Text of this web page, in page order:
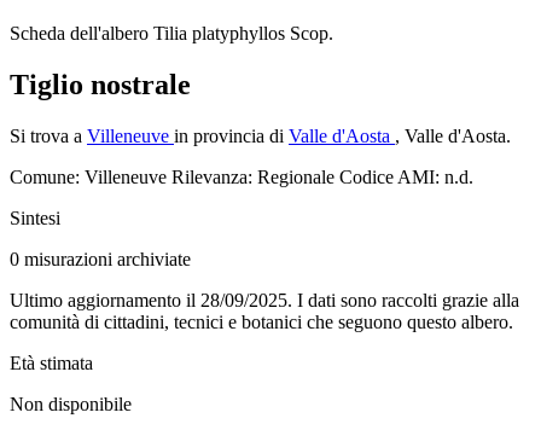
Scheda dell'albero Tilia platyphyllos Scop.
Tiglio nostrale
Si trova a Villeneuve in provincia di Valle d'Aosta , Valle d'Aosta.
Comune: Villeneuve Rilevanza: Regionale Codice AMI: n.d.
Sintesi
0 misurazioni archiviate
Ultimo aggiornamento il 28/09/2025. I dati sono raccolti grazie alla
comunità di cittadini, tecnici e botanici che seguono questo albero.
Età stimata
Non disponibile